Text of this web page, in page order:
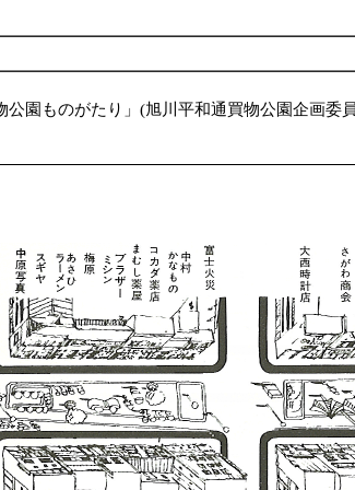
園ものがたり」(旭川平和通買物公園企画委